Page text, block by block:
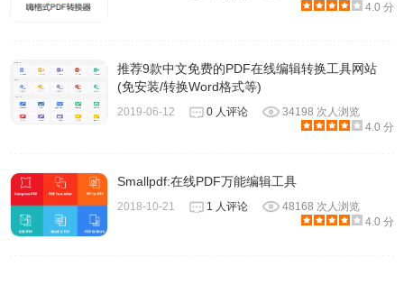
4.0 分
推荐9款中文免费的PDF在线编辑转换工具网站
(免安装/转换Word格式等)
2019-06-12 0 人评论
34198 次人浏览
4.0 分
Smallpdf:在线PDF万能编辑工具
2018-10-21 1 人评论
48168 次人浏览
4.0 分